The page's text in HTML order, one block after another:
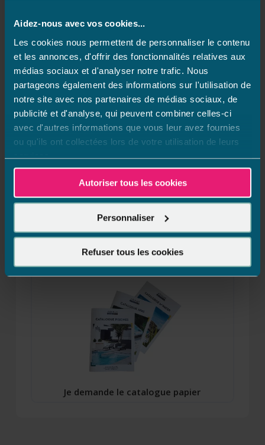
Aidez-nous avec vos cookies...
Les cookies nous permettent de personnaliser le contenu
et les annonces, d'offrir des fonctionnalités relatives aux
médias sociaux et d'analyser notre trafic. Nous
partageons également des informations sur l'utilisation de
notre site avec nos partenaires de médias sociaux, de
publicité et d'analyse, qui peuvent combiner celles-ci
avec d'autres informations que vous leur avez fournies
ou qu'ils ont collectées lors de votre utilisation de leurs
services.
Autoriser tous les cookies
Personnaliser
Refuser tous les cookies
Plan du site
Gestion des cookies
Mentions légales
Charte de confidentialité
CGU
Offres d’emplois
Parrainage
À propos d’Aquilus
Devenez concessionnaire
Je demande le catalogue papier